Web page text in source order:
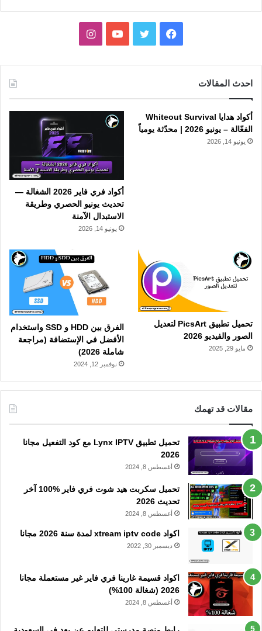
فيسبوك تويتر يوتيوبانستقرام
احدث المقالات
أكواد هدايا Whiteout Survival
الفعّالة – يونيو 2026 | محدّثة يومياً
يونيو 14, 2026
أكواد فري فاير 2026 الشغالة —
تحديث يونيو الحصري وطريقة
الاستبدال الآمنة
يونيو 14, 2026
تحميل تطبيق PicsArt لتعديل
الصور والفيديو 2026
مايو 29, 2025
الفرق بين HDD و SSD واستخدام
الأفضل في الإستضافة (مراجعة
شاملة 2026)
نوفمبر 12, 2024
مقالات قد تهمك
تحميل تطبيق Lynx IPTV مع كود التفعيل مجانا
2026
أغسطس 8, 2024
تحميل سكربت هيد شوت فري فاير %100 آخر
تحديث 2026
أغسطس 8, 2024
اكواد xtream iptv code لمدة سنة 2026 مجانا
ديسمبر 30, 2022
اكواد قسيمة غارينا فري فاير غير مستعملة مجانا
2026 (شغالة 100%)
أغسطس 8, 2024